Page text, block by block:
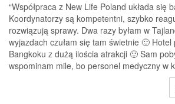
“Współpraca z New Life Poland układa się
Koordynatorzy są kompetentni, szybko
rozwiązują sprawy. Dwa razy byłam w
wyjazdach czułam się tam świetnie 🙂
Bangkoku z dużą ilościa atrakcji 🙂 Sam
wspominam mile, bo personel medyczny w